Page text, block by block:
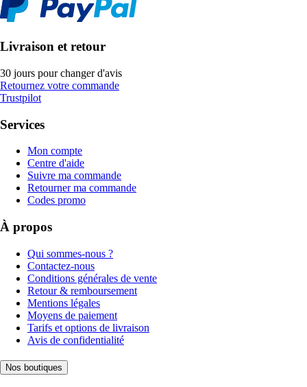
Livraison et retour
30 jours pour changer d'avis
Retournez votre commande
Trustpilot
Services
Mon compte
Centre d'aide
Suivre ma commande
Retourner ma commande
Codes promo
À propos
Qui sommes-nous ?
Contactez-nous
Conditions générales de vente
Retour & remboursement
Mentions légales
Moyens de paiement
Tarifs et options de livraison
Avis de confidentialité
Nos boutiques